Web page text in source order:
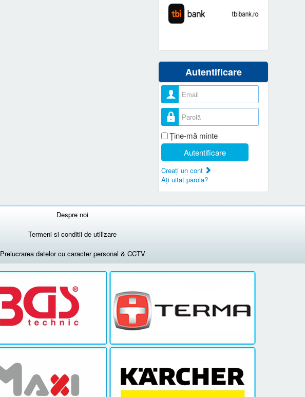
Autentificare
Nume utilizator
Parolă
Ţine-mă minte
Autentificare
Creaţi un cont
Aţi uitat parola?
Despre noi
Termeni si conditii de utilizare
Prelucrarea datelor cu caracter personal & CCTV